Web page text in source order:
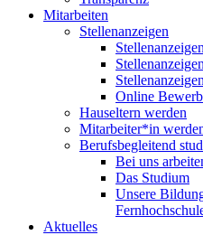
Mitarbeiten
Stellenanzeigen
Online
Hauseltern werden
Mitarbeiter*in
Berufsbegleitend
Bei uns
Das Studium
Unsere
Aktuelles